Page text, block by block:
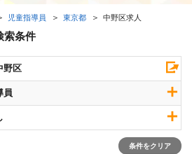
児童指導員 東京都 中野区求人
索条件
野区
員
条件をクリア